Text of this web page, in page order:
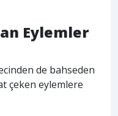
Eylemler
de bahseden
çeken eylemlere